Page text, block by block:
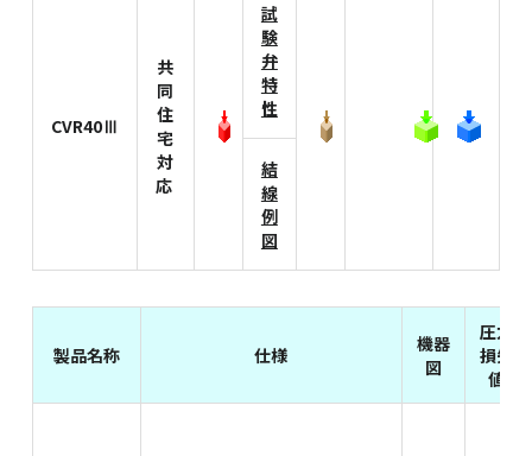
CVR40Ⅲ
共
同
住
宅
対
応
試
験
弁
特
性
結
線
例
図
製品名称 仕様
機器
図
圧力
損失
値